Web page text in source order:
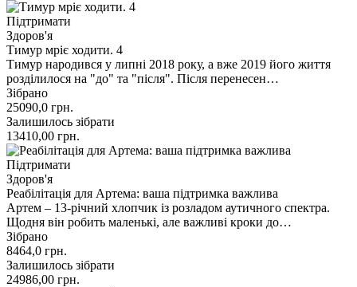
Підтримати
Здоров'я
Тимур мріє ходити. 4
Тимур народився у липні 2018 року, а вже 2019 його життя
розділилося на "до" та "після". Після перенесен…
Зібрано
25090,0 грн.
Залишилось зібрати
13410,00 грн.
Підтримати
Здоров'я
Реабілітація для Артема: ваша підтримка важлива
Артем – 13-річний хлопчик із розладом аутичного спектра.
Щодня він робить маленькі, але важливі кроки до…
Зібрано
8464,0 грн.
Залишилось зібрати
24986,00 грн.